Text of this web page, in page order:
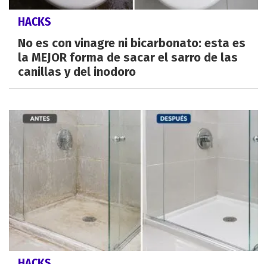
HACKS
No es con vinagre ni bicarbonato: esta es
la MEJOR forma de sacar el sarro de las
canillas y del inodoro